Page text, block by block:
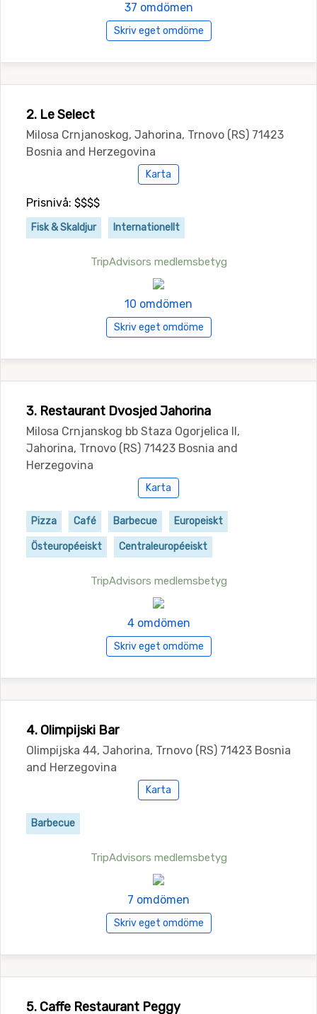
37 omdömen
Skriv eget omdöme
2. Le Select
Milosa Crnjanoskog, Jahorina, Trnovo (RS) 71423
Bosnia and Herzegovina
Karta
Prisnivå: $$$$
Fisk & Skaldjur Internationellt
TripAdvisors medlemsbetyg
10 omdömen
Skriv eget omdöme
3. Restaurant Dvosjed Jahorina
Milosa Crnjanskog bb Staza Ogorjelica II,
Jahorina, Trnovo (RS) 71423 Bosnia and
Herzegovina
Karta
Pizza Café Barbecue Europeiskt
Östeuropéeiskt Centraleuropéeiskt
TripAdvisors medlemsbetyg
4 omdömen
Skriv eget omdöme
4. Olimpijski Bar
Olimpijska 44, Jahorina, Trnovo (RS) 71423 Bosnia
and Herzegovina
Karta
Barbecue
TripAdvisors medlemsbetyg
7 omdömen
Skriv eget omdöme
5. Caffe Restaurant Peggy